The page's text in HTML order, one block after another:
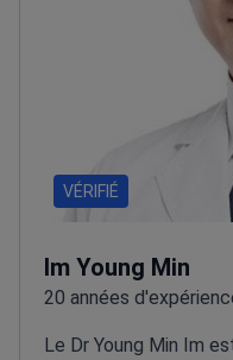
VÉRIFIÉ
Im Young Min
20 années
Le Dr Young Min Im